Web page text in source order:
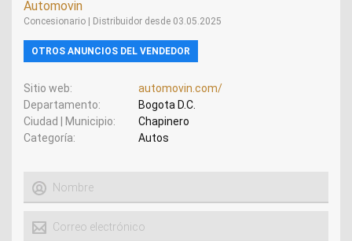
Automovin
Concesionario | Distribuidor desde 03.05.2025
OTROS ANUNCIOS DEL VENDEDOR
Sitio web
automovin.com/
Departamento
Bogota D.C.
Ciudad | Municipio
Chapinero
Categoría
Autos